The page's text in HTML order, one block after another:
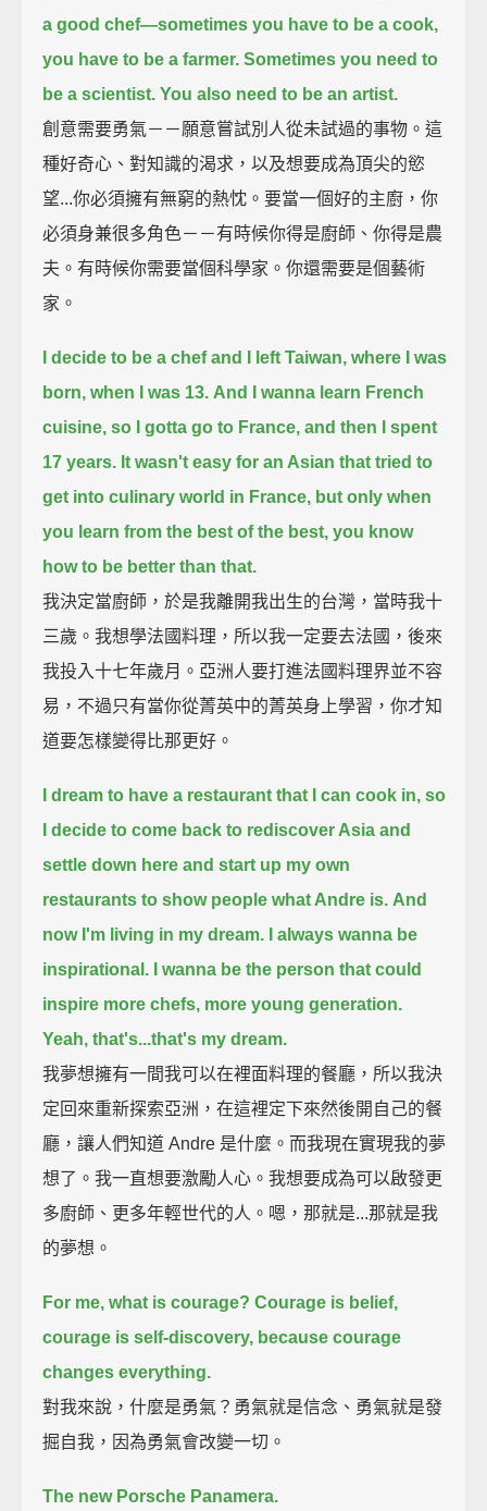
a good chef—sometimes you have to be a cook,
you have to be a farmer. Sometimes you need to
be a scientist. You also need to be an artist.
創意需要勇氣－－願意嘗試別人從未試過的事物。這
種好奇心、對知識的渴求，以及想要成為頂尖的慾
望...你必須擁有無窮的熱忱。要當一個好的主廚，你
必須身兼很多角色－－有時候你得是廚師、你得是農
夫。有時候你需要當個科學家。你還需要是個藝術
家。
I decide to be a chef and I left Taiwan, where I was
born, when I was 13. And I wanna learn French
cuisine, so I gotta go to France, and then I spent
17 years. It wasn't easy for an Asian that tried to
get into culinary world in France, but only when
you learn from the best of the best, you know
how to be better than that.
我決定當廚師，於是我離開我出生的台灣，當時我十
三歲。我想學法國料理，所以我一定要去法國，後來
我投入十七年歲月。亞洲人要打進法國料理界並不容
易，不過只有當你從菁英中的菁英身上學習，你才知
道要怎樣變得比那更好。
I dream to have a restaurant that I can cook in, so
I decide to come back to rediscover Asia and
settle down here and start up my own
restaurants to show people what Andre is. And
now I'm living in my dream.
I always wanna be
inspirational.
I wanna be the person that could
inspire more chefs, more young generation.
Yeah, that's...that's my dream.
我夢想擁有一間我可以在裡面料理的餐廳，所以我決
定回來重新探索亞洲，在這裡定下來然後開自己的餐
廳，讓人們知道 Andre 是什麼。而我現在實現我的夢
想了。我一直想要激勵人心。我想要成為可以啟發更
多廚師、更多年輕世代的人。嗯，那就是...那就是我
的夢想。
For me, what is courage? Courage is belief,
courage is self-discovery, because courage
changes everything.
對我來說，什麼是勇氣？勇氣就是信念、勇氣就是發
掘自我，因為勇氣會改變一切。
The new Porsche Panamera.